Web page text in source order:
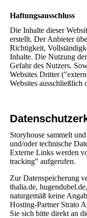
Haftungsausschluss
Die Inhalte dieser
erstellt. Der Anbieter
Richtigkeit,
Inhalte. Die Nutzung
Gefahr des Nutzers.
Websites Dritter
Websites ausschließlich
Storyhouse sammelt
und/oder technische
Externe Links werden
tracking" aufgerufen.
Zur Datenspeicherung
thalia.de,
naturgemäß keine
Hosting-Partner Strato
Sie sich bitte direkt an